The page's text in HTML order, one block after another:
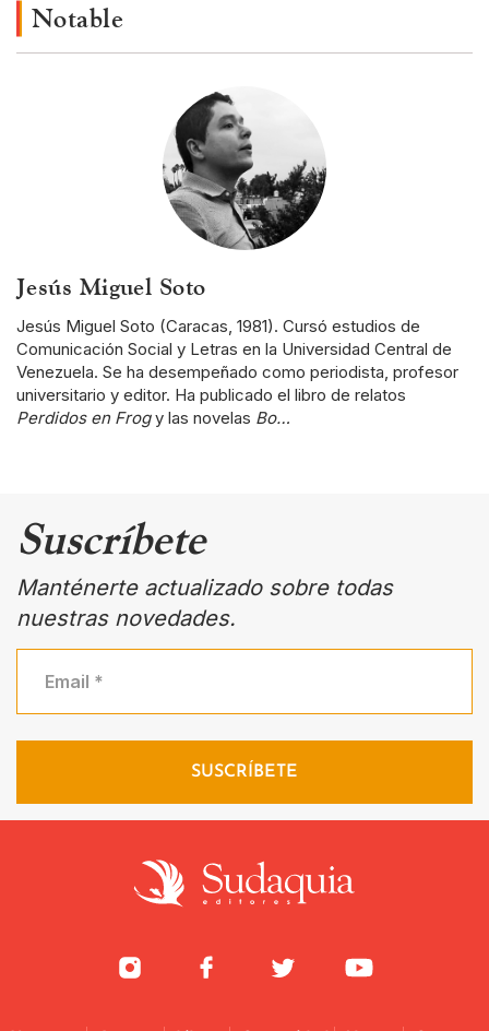
Notable
Jesús Miguel Soto
Jesús Miguel Soto (Caracas, 1981). Cursó estudios de
Comunicación Social y Letras en la Universidad Central de
Venezuela. Se ha desempeñado como periodista, profesor
universitario y editor. Ha publicado el libro de relatos
Perdidos en Frogy las novelas Bo…
Suscríbete
Manténerte actualizado sobre todas
nuestras novedades.